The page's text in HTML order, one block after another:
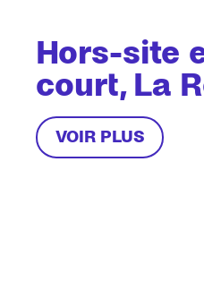
Hors-site
court, La
VOIR PLUS